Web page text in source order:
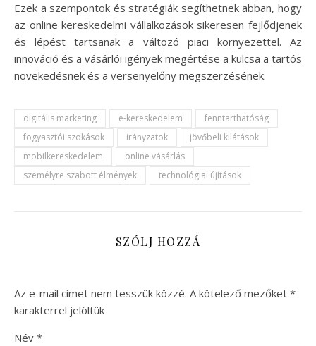
Ezek a szempontok és stratégiák segíthetnek abban, hogy
az online kereskedelmi vállalkozások sikeresen fejlődjenek
és lépést tartsanak a változó piaci környezettel. Az
innováció és a vásárlói igények megértése a kulcsa a tartós
növekedésnek és a versenyelőny megszerzésének.
digitális marketing e-kereskedelem
fenntarthatóság
fogyasztói szokások
irányzatok
jövőbeli kilátások
mobilkereskedelem
online vásárlás
személyre szabott élmények
technológiai újítások
SZÓLJ HOZZÁ
Az e-mail címet nem tesszük közzé. A kötelező mezőket *
karakterrel jelöltük
Név *